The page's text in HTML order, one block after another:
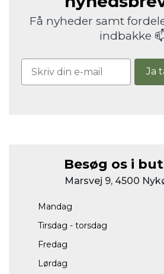
Få nyheder samt
indbakke
Ja
Besøg os i
Marsvej 9, 4500
Mandag
Tirsdag - torsdag
Fredag
Lørdag